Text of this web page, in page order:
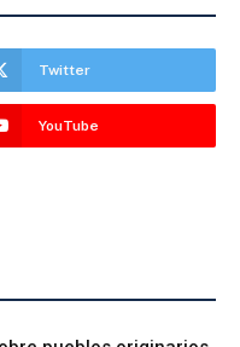
Twitter
YouTube